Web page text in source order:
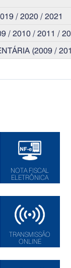
/ 2020 / 2021
/ 2010 / 2011 /
(2009 /
NOTA FISCAL
ELETRÔNICA
TRANSMISSÃO
ONLINE